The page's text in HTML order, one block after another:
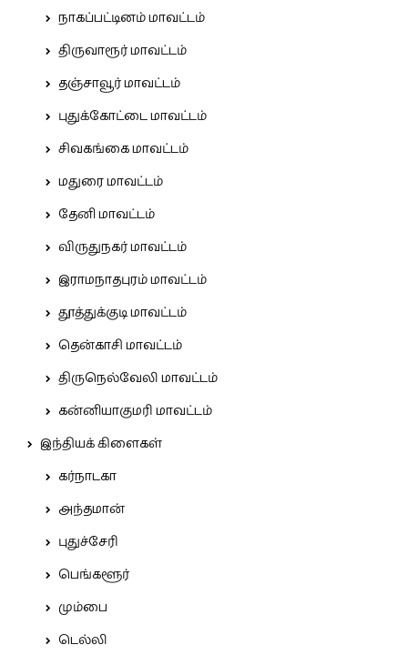
நாகப்பட்டினம் மாவட்டம்
திருவாரூர் மாவட்டம்
தஞ்சாவூர் மாவட்டம்
புதுக்கோட்டை மாவட்டம்
சிவகங்கை மாவட்டம்
மதுரை மாவட்டம்
தேனி மாவட்டம்
விருதுநகர் மாவட்டம்
இராமநாதபுரம் மாவட்டம்
தூத்துக்குடி மாவட்டம்
தென்காசி மாவட்டம்
திருநெல்வேலி மாவட்டம்
கன்னியாகுமரி மாவட்டம்
இந்தியக் கிளைகள்
கர்நாடகா
அந்தமான்
புதுச்சேரி
பெங்களூர்
மும்பை
டெல்லி